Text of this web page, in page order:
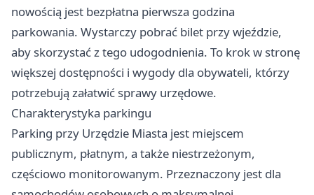
nowością jest bezpłatna pierwsza godzina
parkowania. Wystarczy pobrać bilet przy wjeździe,
aby skorzystać z tego udogodnienia. To krok w stronę
większej dostępności i wygody dla obywateli, którzy
potrzebują załatwić sprawy urzędowe.
Charakterystyka parkingu
Parking przy Urzędzie Miasta jest miejscem
publicznym, płatnym, a także niestrzeżonym,
częściowo monitorowanym. Przeznaczony jest dla